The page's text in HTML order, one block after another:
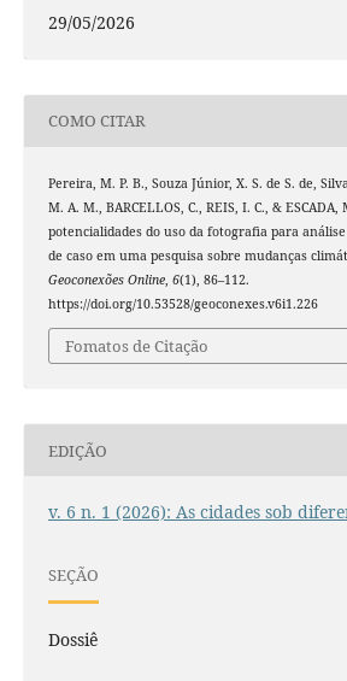
29/05/2026
COMO CITAR
Pereira, M. P. B., Souza Júnior, X. S. de S. de,
M. A. M., BARCELLOS, C., REIS, I. C., &
potencialidades do uso da fotografia para
de caso em uma pesquisa sobre mudanças
Geoconexões Online, 6(1), 86–112.
https://doi.org/10.53528/geoconexes.v6i1.226
Fomatos de Citação
EDIÇÃO
v. 6 n. 1 (2026): As cidades sob
SEÇÃO
Dossiê